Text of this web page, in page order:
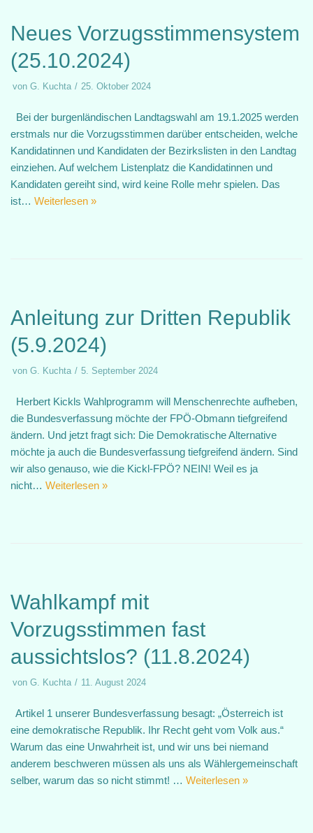
Neues Vorzugsstimmensystem
(25.10.2024)
von G. Kuchta 25. Oktober 2024
Bei der burgenländischen Landtagswahl am 19.1.2025 werden
erstmals nur die Vorzugsstimmen darüber entscheiden, welche
Kandidatinnen und Kandidaten der Bezirkslisten in den Landtag
einziehen. Auf welchem Listenplatz die Kandidatinnen und
Kandidaten gereiht sind, wird keine Rolle mehr spielen. Das
ist… Weiterlesen »
Anleitung zur Dritten Republik
(5.9.2024)
von G. Kuchta 5. September 2024
Herbert Kickls Wahlprogramm will Menschenrechte aufheben,
die Bundesverfassung möchte der FPÖ-Obmann tiefgreifend
ändern. Und jetzt fragt sich: Die Demokratische Alternative
möchte ja auch die Bundesverfassung tiefgreifend ändern. Sind
wir also genauso, wie die Kickl-FPÖ? NEIN! Weil es ja
nicht… Weiterlesen »
Wahlkampf mit
Vorzugsstimmen fast
aussichtslos? (11.8.2024)
von G. Kuchta 11. August 2024
Artikel 1 unserer Bundesverfassung besagt: „Österreich ist
eine demokratische Republik. Ihr Recht geht vom Volk aus.“
Warum das eine Unwahrheit ist, und wir uns bei niemand
anderem beschweren müssen als uns als Wählergemeinschaft
selber, warum das so nicht stimmt! … Weiterlesen »